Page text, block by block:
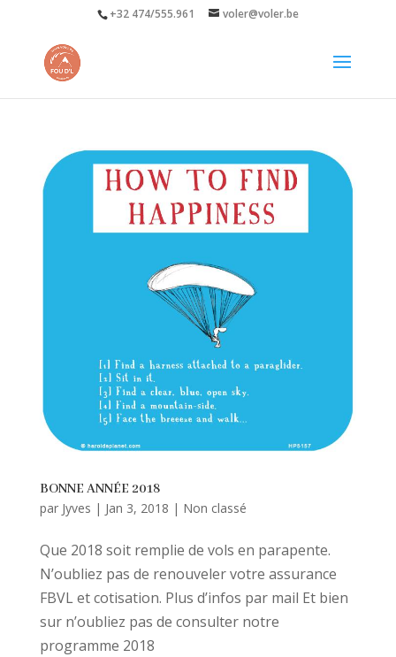
+32 474/555.961 voler@voler.be
BONNE ANNÉE 2018
par Jyves | Jan 3, 2018 | Non classé
Que 2018 soit remplie de vols en parapente.
N’oubliez pas de renouveler votre assurance
FBVL et cotisation. Plus d’infos par mail Et bien
sur n’oubliez pas de consulter notre
programme 2018